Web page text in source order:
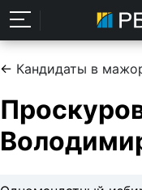
← Кандидаты в